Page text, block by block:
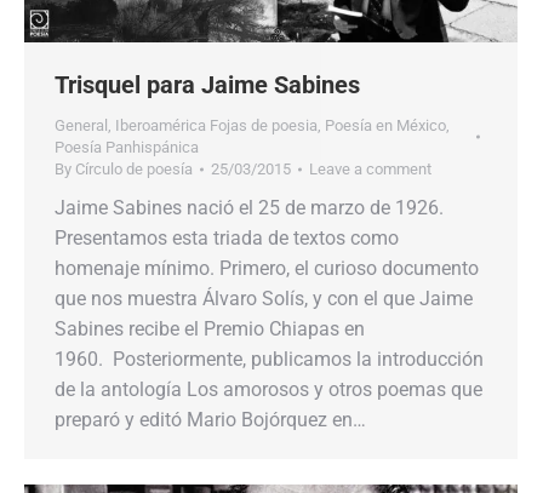
Trisquel para Jaime Sabines
General , Iberoamérica Fojas de poesia, Poesía en México,
Poesía Panhispánica
By Círculo de poesía 25/03/2015 Leave a comment
Jaime Sabines nació el 25 de marzo de 1926.
Presentamos esta triada de textos como
homenaje mínimo. Primero, el curioso documento
que nos muestra Álvaro Solís, y con el que Jaime
Sabines recibe el Premio Chiapas en
1960. Posteriormente, publicamos la introducción
de la antología Los amorosos y otros poemas que
preparó y editó Mario Bojórquez en…